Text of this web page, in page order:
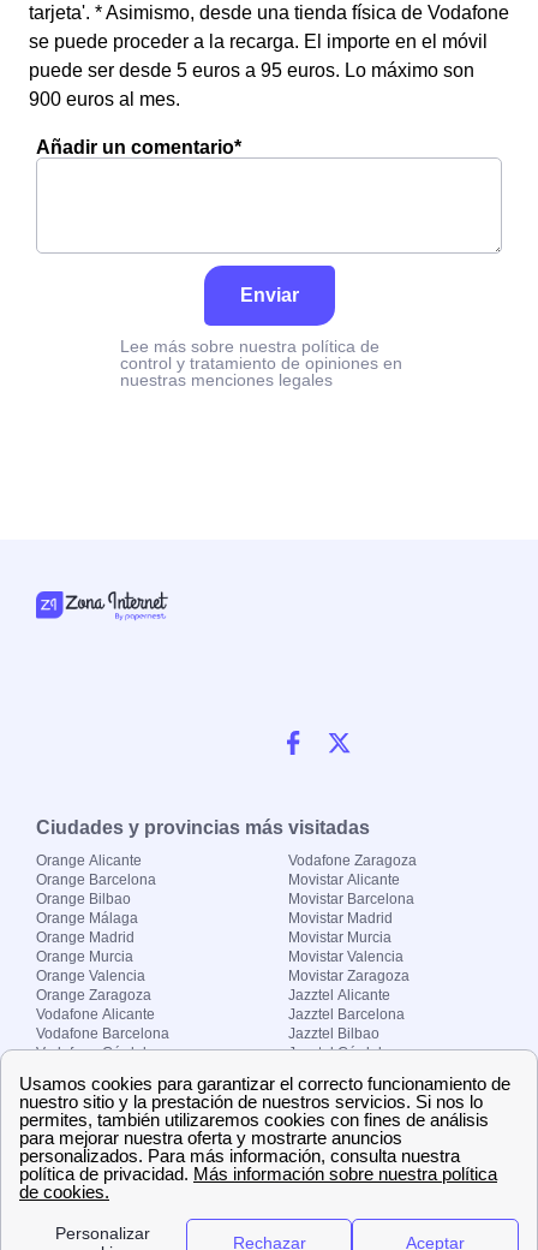
tarjeta'. * Asimismo, desde una tienda física de Vodafone
se puede proceder a la recarga. El importe en el móvil
puede ser desde 5 euros a 95 euros. Lo máximo son
900 euros al mes.
Añadir un comentario*
Enviar
Lee más sobre nuestra política de
control y tratamiento de opiniones en
nuestras menciones legales
Ciudades y provincias más visitadas
Orange Alicante
Orange Barcelona
Orange Bilbao
Orange Málaga
Orange Madrid
Orange Murcia
Orange Valencia
Orange Zaragoza
Vodafone Alicante
Vodafone Barcelona
Vodafone Córdoba
Vodafone Madrid
Vodafone Murcia
Vodafone Valencia
Vodafone Zaragoza
Movistar Alicante
Movistar Barcelona
Movistar Madrid
Movistar Murcia
Movistar Valencia
Movistar Zaragoza
Jazztel Alicante
Jazztel Barcelona
Jazztel Bilbao
Jazztel Córdoba
Jazztel Málaga
Jazztel Valencia
Jazztel Zaragoza
Sobre Zona-internet.com
¿Quiénes somos?
El grupo papernest